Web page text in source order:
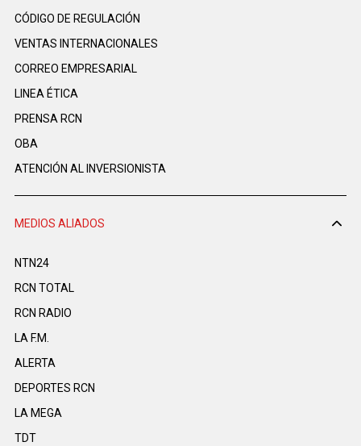
CÓDIGO DE REGULACIÓN
VENTAS INTERNACIONALES
CORREO EMPRESARIAL
LINEA ÉTICA
PRENSA RCN
OBA
ATENCIÓN AL INVERSIONISTA
MEDIOS ALIADOS
NTN24
RCN TOTAL
RCN RADIO
LA F.M.
ALERTA
DEPORTES RCN
LA MEGA
TDT